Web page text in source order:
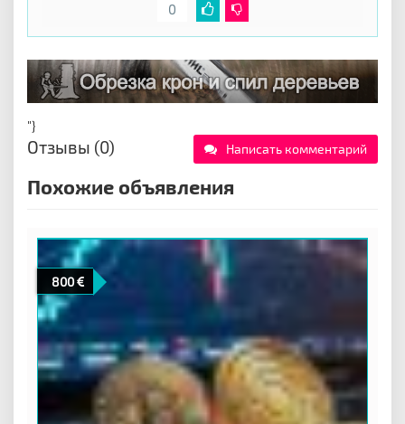
0
"}
Отзывы (0) Написать комментарий
Похожие объявления
800